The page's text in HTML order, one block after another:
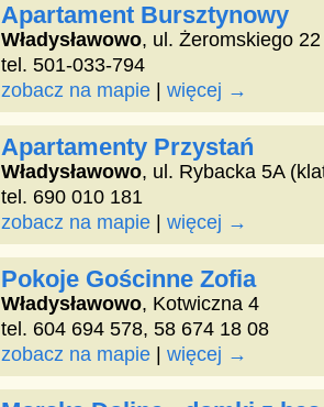
Apartament Bursztynowy
Władysławowo, ul. Żeromskiego 22
tel. 501-033-794
zobacz na mapie| więcej →
Apartamenty Przystań
Władysławowo, ul. Rybacka 5A
tel. 690 010 181
zobacz na mapie| więcej →
Pokoje Gościnne Zofia
Władysławowo, Kotwiczna 4
tel. 604 694 578, 58 674 18 08
zobacz na mapie| więcej →